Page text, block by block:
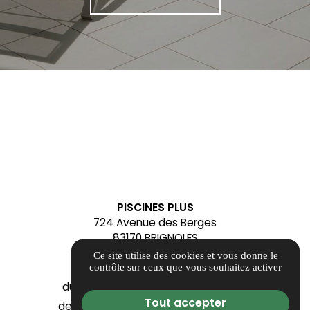
PISCINES PLUS
724 Avenue des Berges
83170 BRIGNOLES
contact@alliancepiscinesplus.fr
04 84 88 54 93
du Mardi au Samedi - Fermé le Lundi
de 09h00 à 12h00 et de 14h00 à 18h00
Ce site utilise des cookies et vous donne le
contrôle sur ceux que vous souhaitez activer
Tout accepter